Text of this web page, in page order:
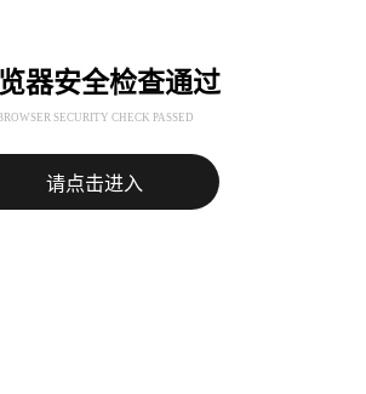
器安全检查通过
SECURITY CHECK PASSED
请点击进入